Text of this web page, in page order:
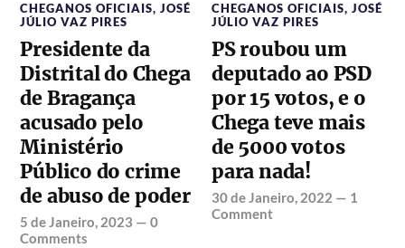
CHEGANOS OFICIAIS,JOSÉ
JÚLIO VAZ PIRES
Presidente da
Distrital do Chega
de Bragança
acusado pelo
Ministério
Público do crime
de abuso de poder
5 de Janeiro, 2023 —0
Comments
CHEGANOS OFICIAIS,JOSÉ
JÚLIO VAZ PIRES
PS roubou um
deputado ao PSD
por 15 votos, e o
Chega teve mais
de 5000 votos
para nada!
30 de Janeiro, 2022 — 1
Comment